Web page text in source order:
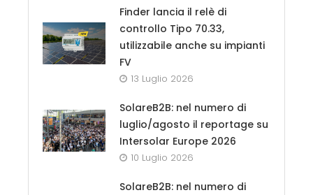
Finder lancia il relè di
controllo Tipo 70.33,
utilizzabile anche su impianti
FV
13 Luglio 2026
SolareB2B: nel numero di
luglio/agosto il reportage su
Intersolar Europe 2026
10 Luglio 2026
SolareB2B: nel numero di